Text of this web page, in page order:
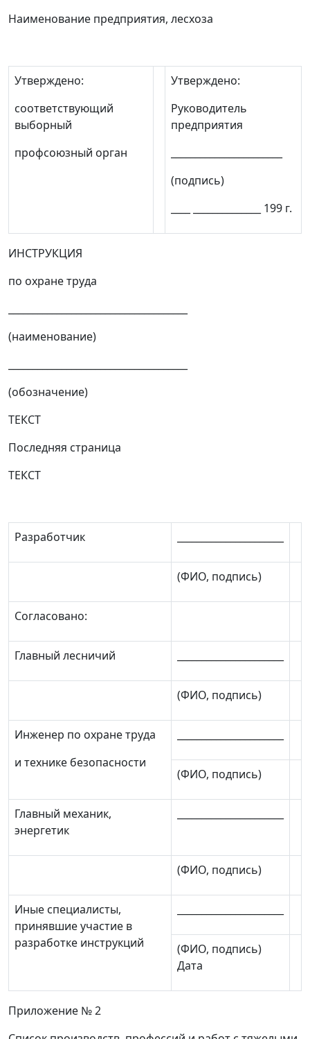
Наименование предприятия, лесхоза
Утверждено:
соответствующий
выборный
профсоюзный орган
Утверждено:
Руководитель
предприятия
(подпись)
____ ______________ 199 г.
ИНСТРУКЦИЯ
по охране труда
(наименование)
(обозначение)
ТЕКСТ
Последняя страница
ТЕКСТ
Разработчик
(ФИО, подпись)
Согласовано:
Главный лесничий
(ФИО, подпись)
Инженер по охране труда
и технике безопасности
(ФИО, подпись)
Главный механик,
энергетик
(ФИО, подпись)
Иные специалисты,
принявшие участие в
разработке инструкций
(ФИО, подпись)
Дата
Приложение № 2